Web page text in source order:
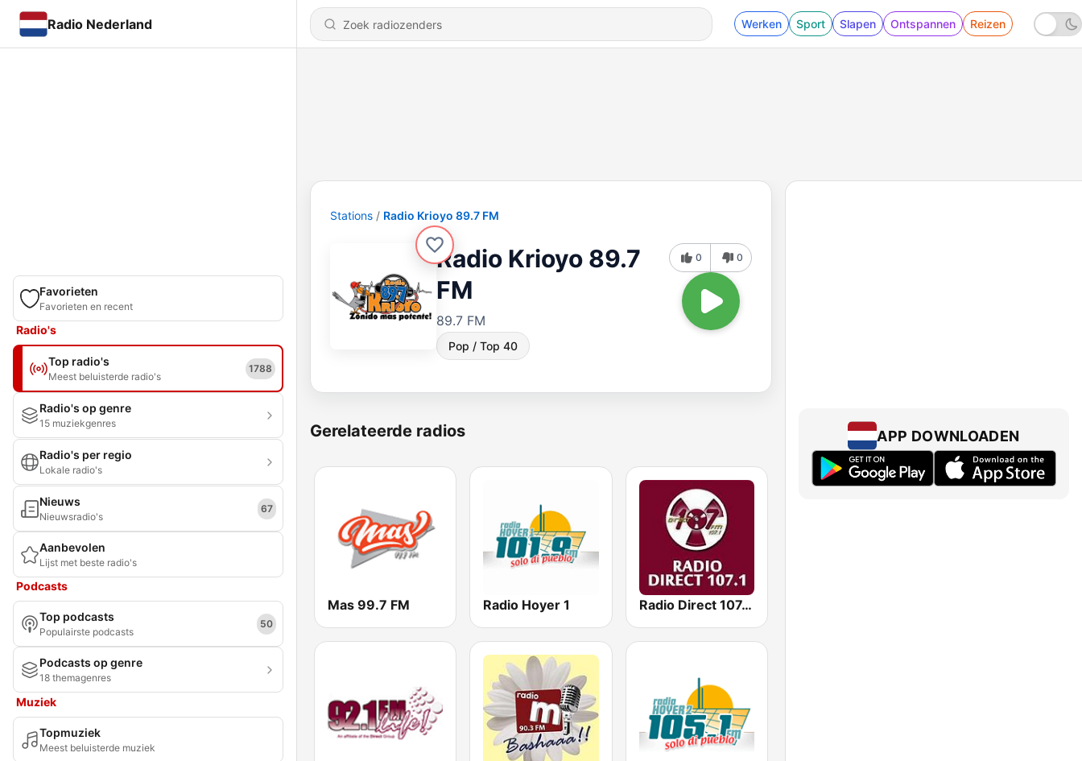
Radio Nederland Werken Sport Slapen Ontspannen Reizen
Favorieten
Favorieten en recent
Radio's
Top radio's
Meest beluisterde radio's
1788
Radio's op genre
15 muziekgenres
Radio's per regio
Lokale radio's
Nieuws
Nieuwsradio's
67
Aanbevolen
Lijst met beste radio's
Podcasts
Top podcasts
Populairste podcasts
50
Podcasts op genre
18 themagenres
Muziek
Topmuziek
Meest beluisterde muziek
Stations Radio Krioyo 89.7 FM
Radio Krioyo 89.7
FM
89.7 FM
Pop / Top 40
0 0
Gerelateerde radios
Mas 99.7 FM Radio Hoyer 1 Radio Direct 107.1 FM
APP DOWNLOADEN